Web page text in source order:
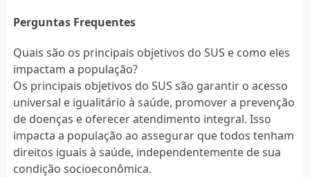
Perguntas Frequentes
Quais são os principais objetivos do SUS e como eles
impactam a população?
Os principais objetivos do SUS são garantir o acesso
universal e igualitário à saúde, promover a prevenção
de doenças e oferecer atendimento integral. Isso
impacta a população ao assegurar que todos tenham
direitos iguais à saúde, independentemente de sua
condição socioeconômica.